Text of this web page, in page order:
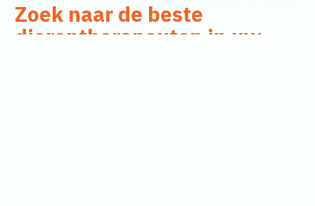
Zoek naar de beste
dierentherapeuten in uw